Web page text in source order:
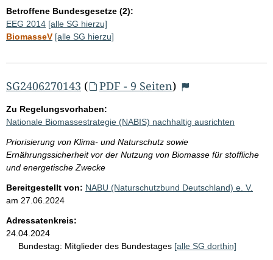
Betroffene Bundesgesetze (2):
EEG 2014 [alle SG hierzu]
BiomasseV [alle SG hierzu]
SG2406270143 ( PDF - 9 Seiten)
Zu Regelungsvorhaben:
Nationale Biomassestrategie (NABIS) nachhaltig ausrichten
Priorisierung von Klima- und Naturschutz sowie
Ernährungssicherheit vor der Nutzung von Biomasse für stoffliche
und energetische Zwecke
Bereitgestellt von: NABU (Naturschutzbund Deutschland) e. V.
am 27.06.2024
Adressatenkreis:
24.04.2024
Bundestag: Mitglieder des Bundestages [alle SG dorthin]